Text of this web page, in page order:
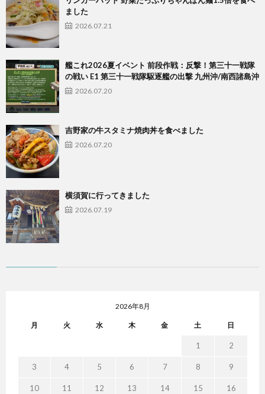
ました
2026.07.21
艦これ2026夏イベント 前段作戦：反撃！第三十一戦隊
の戦い E1 第三十一戦隊駆逐艦の出撃 九州沖/南西諸島沖
2026.07.20
吉野家の牛スタミナ焼肉丼を食べました
2026.07.20
横須賀に行ってきました
2026.07.19
2026年8月
月 火 水 木 金 土 日
1 2
3 4 5 6 7 8 9
10 11 12 13 14 15 16